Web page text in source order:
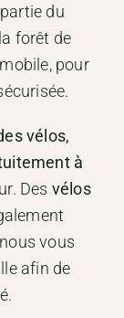
du
forêt de
pour
vélos,
à
Des vélos
vous
afin de